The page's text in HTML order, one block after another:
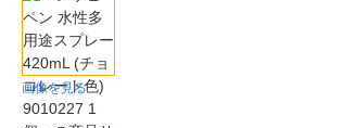
画像を見る